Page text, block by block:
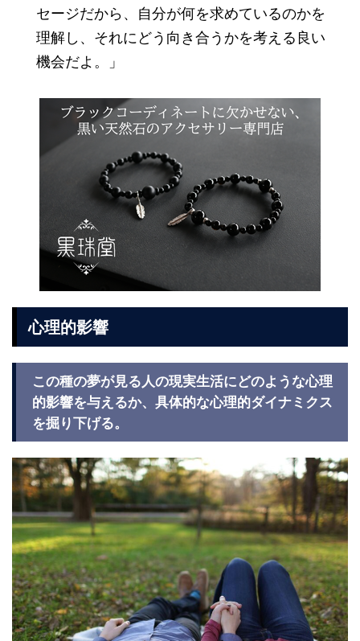
セージだから、自分が何を求めているのかを
理解し、それにどう向き合うかを考える良い
機会だよ。」
心理的影響
この種の夢が見る人の現実生活にどのような心理
的影響を与えるか、具体的な心理的ダイナミクス
を掘り下げる。